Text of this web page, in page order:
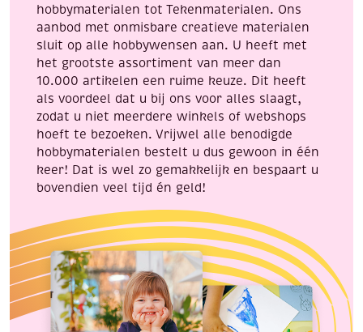
hobbymaterialen tot Tekenmaterialen. Ons
aanbod met onmisbare creatieve materialen
sluit op alle hobbywensen aan. U heeft met
het grootste assortiment van meer dan
10.000 artikelen een ruime keuze. Dit heeft
als voordeel dat u bij ons voor alles slaagt,
zodat u niet meerdere winkels of webshops
hoeft te bezoeken. Vrijwel alle benodigde
hobbymaterialen bestelt u dus gewoon in één
keer! Dat is wel zo gemakkelijk en bespaart u
bovendien veel tijd én geld!